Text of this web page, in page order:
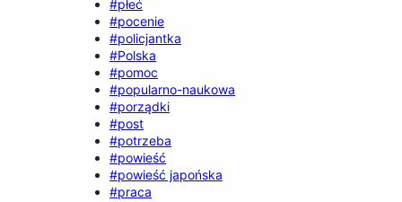
#płeć
#pocenie
#policjantka
#Polska
#pomoc
#popularno-naukowa
#porządki
#post
#potrzeba
#powieść
#powieść japońska
#praca